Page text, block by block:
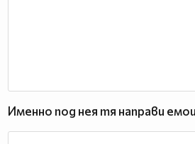
Именно под нея тя направи